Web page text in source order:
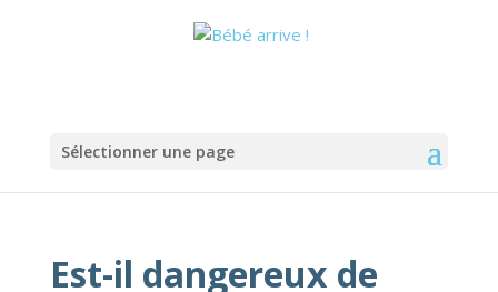
Sélectionner une page
Est-il dangereux de